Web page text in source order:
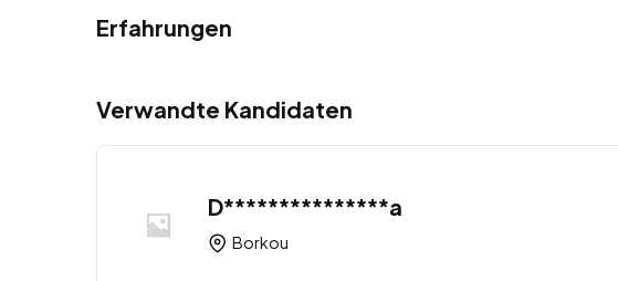
Erfahrungen
Verwandte Kandidaten
D***************a
Borkou